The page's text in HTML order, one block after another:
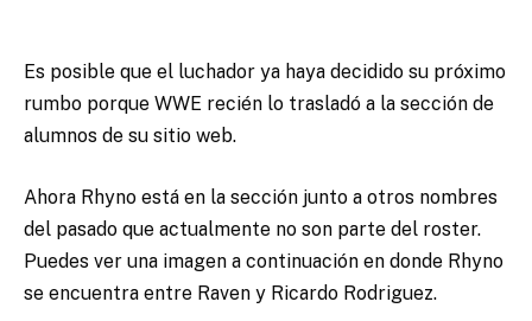
Es posible que el luchador ya haya decidido su próximo
rumbo porque WWE recién lo trasladó a la sección de
alumnos de su sitio web.
Ahora Rhyno está en la sección junto a otros nombres
del pasado que actualmente no son parte del roster.
Puedes ver una imagen a continuación en donde Rhyno
se encuentra entre Raven y Ricardo Rodriguez.